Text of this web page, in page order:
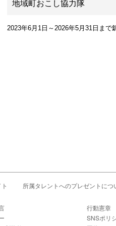
地域町おこし協力隊
2023年6月1日～2026年5月31日ま
所属タレントへのプレゼントにつ
行動憲章
SNSポリ